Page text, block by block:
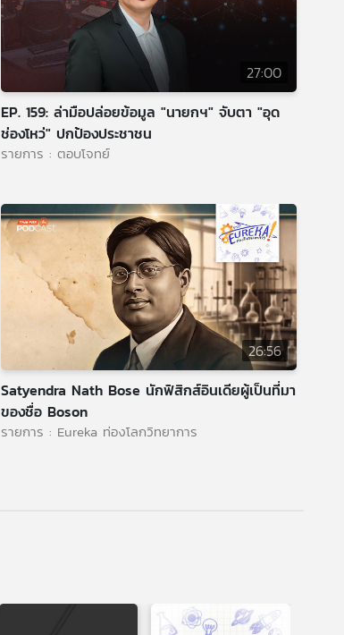
27:00
EP. 159: ล่ามือปล่อยข้อมูล "นายกฯ" จับตา "อุด
ช่องโหว่" ปกป้องประชาชน
รายการ : ตอบโจทย์
26:56
Satyendra Nath Bose นักฟิสิกส์อินเดียผู้เป็นที่มา
ของชื่อ Boson
รายการ : Eureka ท่องโลกวิทยาการ